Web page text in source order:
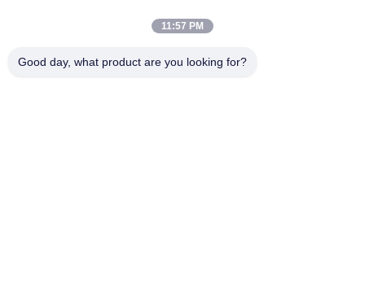
11:57 PM
Good day, what product are you looking for?